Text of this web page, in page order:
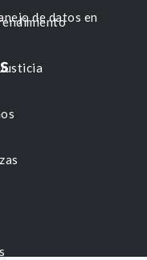
de datos en